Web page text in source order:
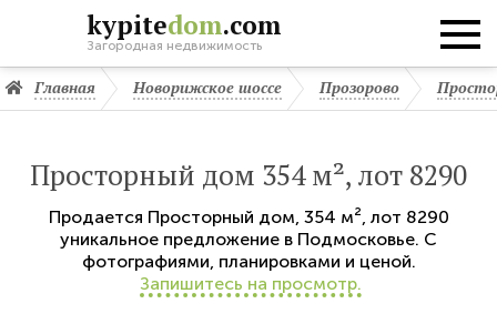
kypitedom.com
Загородная недвижимость
Главная Новорижское шоссе Прозорово
Просторный дом 354 м², лот 8290
Продается Просторный дом, 354 м², лот 8290
уникальное предложение в Подмосковье. С
фотографиями, планировками и ценой.
Запишитесь на просмотр.